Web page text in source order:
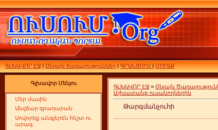
ԳԼԽԱՎՈՐ ԷՋ|Օնլայն ծառայություններ|ԳՐԱՆՑՈՒՄ|ՄՈՒՏՔ
Գլխավոր Մենյու
Մեր մասին
Անվճար գրադարան
Սովորեք անգլերեն հեշտ ու
արագ
ԳԼԽԱՎՈՐ ԷՋ » Օնլայն
Աշխատանք ուսանողներին
Թարգմանչուհի